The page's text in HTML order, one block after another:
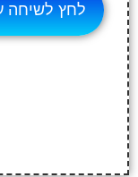
לחץ לשיחה